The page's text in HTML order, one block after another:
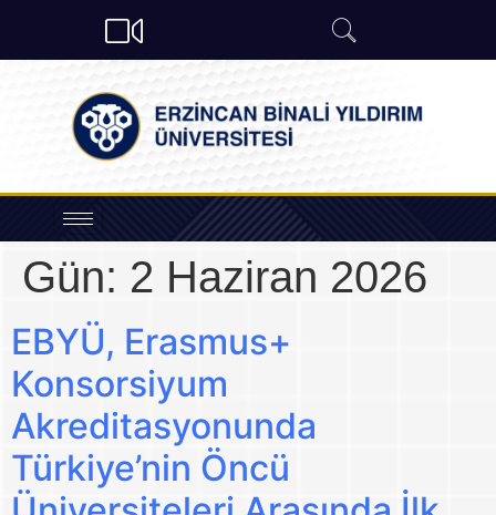
Gün: 2 Haziran 2026
EBYÜ, Erasmus+
Konsorsiyum
Akreditasyonunda
Türkiye’nin Öncü